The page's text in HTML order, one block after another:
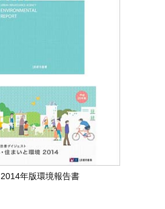
2014年版環境報告書